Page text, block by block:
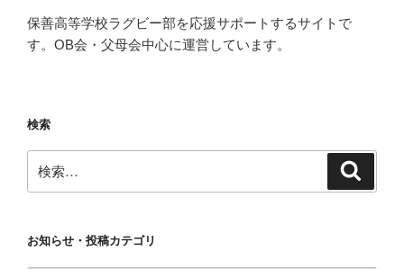
保善高等学校ラグビー部を応援サポートするサイトで
す。OB会・父母会中心に運営しています。
検索
索:
お知らせ・投稿カテゴリ